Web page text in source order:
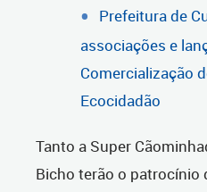
Prefeitura de
associações e
Comercialização
Ecocidadão
Tanto a Super
Bicho terão o patrocínio